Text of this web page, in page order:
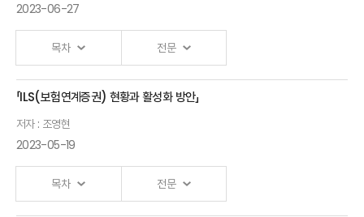
2023-06-27
목차 전문
디지털
활용
손재희
「ILS(보험연계증권) 현황과 활성화 방안」
저자 : 조영현
2023-05-19
목차 전문